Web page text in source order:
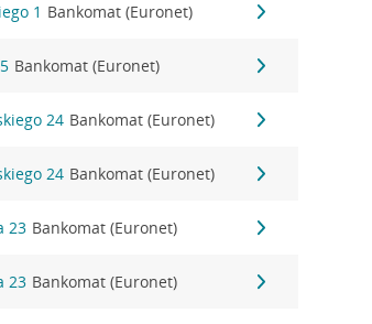
1 Bankomat (Euronet)
Bankomat (Euronet)
24 Bankomat (Euronet)
24 Bankomat (Euronet)
23 Bankomat (Euronet)
23 Bankomat (Euronet)